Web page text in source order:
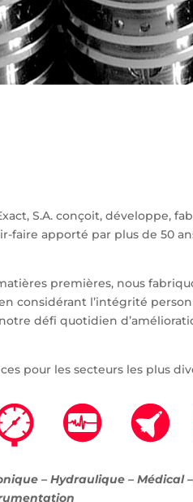
S.A. conçoit, développe,
faire apporté par plus de 50
premières, nous
considérant l’intégrité
défi quotidien
pour les secteurs les plus
– Hydraulique – Médical